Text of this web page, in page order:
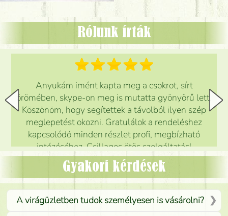
Rólunk írták
Anyukám imént kapta meg a csokrot, sírt
örömében, skype-on meg is mutatta gyönyörű lett.
Köszönöm, hogy segítettek a távolból ilyen szép
meglepetést okozni. Gratulálok a rendeléshez
kapcsolódó minden részlet profi, megbízható
intézéséhez. Csillagos ötös szolgáltatás!
Mónika
Gyakori kérdések
A virágüzletben tudok személyesen is vásárolni?